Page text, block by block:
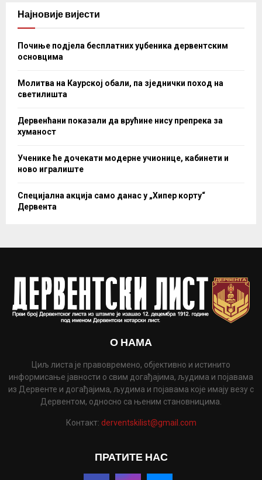
Најновије вијести
Почиње подјела бесплатних уџбеника дервентским
основцима
Молитва на Каурској обали, па зједнички поход на
светилишта
Дервенћани показали да врућине нису препрека за
хуманост
Ученике ће дочекати модерне учионице, кабинети и
ново игралиште
Специјална акција само данас у „Хипер корту“
Дервента
О НАМА
Циљ листа је правовремено, објективно и истинито
информисање јавности о свим догађајима, људима и појавама
из Дервенте и догађајима, људима и појавама које имају везу с
Дервентом, односно са њеним становницима.
Контакт: derventskilist@gmail.com
ПРАТИТЕ НАС